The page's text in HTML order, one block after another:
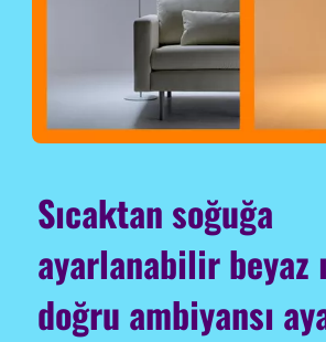
Sıcaktan soğuğa
ayarlanabilir beyaz
doğru ambiyansı